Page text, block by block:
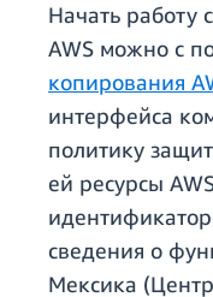
Начать работу
AWS можно с
копирования
интерфейса
политику
ей ресурсы
сведения о
Мексика